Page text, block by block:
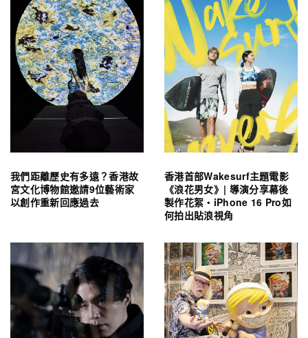
我們距離歷史有多遠？香港故
宮文化博物館邀請9位藝術家
以創作重新回應過去
香港首部Wakesurf主題電影
《浪花男女》| 導演分享幕後
製作花絮・iPhone 16 Pro如
何拍出貼浪視角